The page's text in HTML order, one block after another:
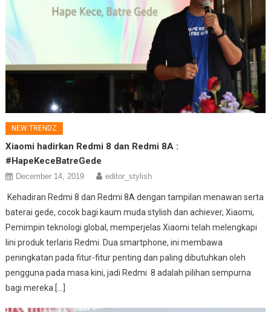
NEW TRENDZ
Xiaomi hadirkan Redmi 8 dan Redmi 8A :
#HapeKeceBatreGede
December 14, 2019 editor_stylish
Kehadiran Redmi 8 dan Redmi 8A dengan tampilan menawan serta
baterai gede, cocok bagi kaum muda stylish dan achiever, Xiaomi,
Pemimpin teknologi global, memperjelas Xiaomi telah melengkapi
lini produk terlaris Redmi. Dua smartphone, ini membawa
peningkatan pada fitur-fitur penting dan paling dibutuhkan oleh
pengguna pada masa kini, jadi Redmi 8 adalah pilihan sempurna
bagi mereka […]